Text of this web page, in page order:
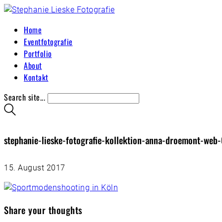
Home
Eventfotografie
Portfolio
About
Kontakt
Search site...
stephanie-lieske-fotografie-kollektion-anna-droemont-
15. August 2017
Share your thoughts